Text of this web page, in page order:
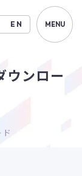
EN MENU
ンロー